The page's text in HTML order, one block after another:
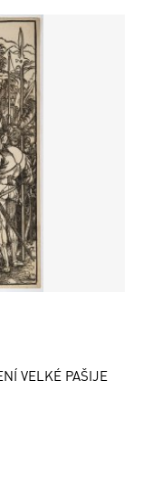
VELKÉ PAŠIJE